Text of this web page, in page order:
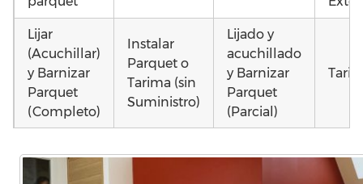
Lijar
(Acuchillar)
y Barnizar
Parquet
(Completo)
Instalar
Parquet o
Tarima (sin
Suministro)
Lijado y
acuchillado
y Barnizar
Parquet
(Parcial)
parquet o